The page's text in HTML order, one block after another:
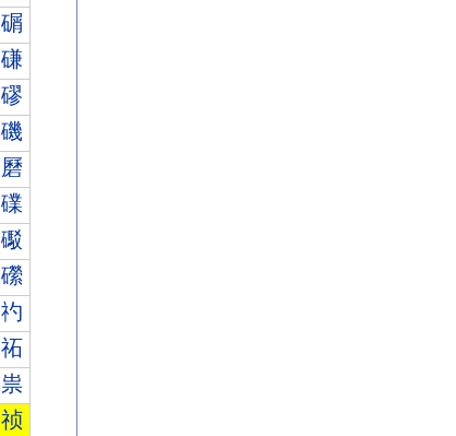
碿
磏
磟
磯
磿
礏
礟
礯
礿
祏
祟
祯